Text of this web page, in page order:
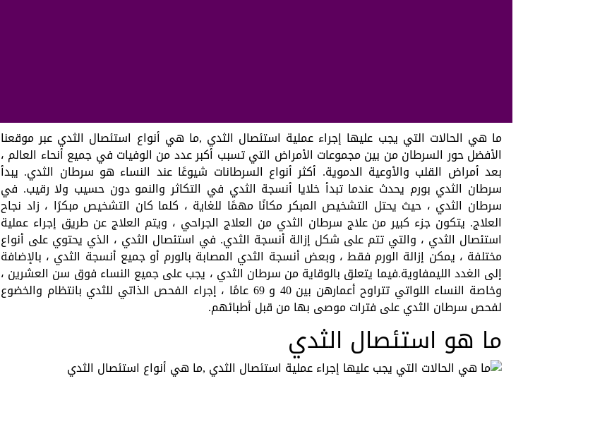
ما هي الحالات التي يجب عليها إجراء عملية استئصال الثدي ,ما هي أنواع استئصال الثدي عبر موقعنا
الأفضل حور السرطان من بين مجموعات الأمراض التي تسبب أكبر عدد من الوفيات في جميع أنحاء العالم ،
بعد أمراض القلب والأوعية الدموية. أكثر أنواع السرطانات شيوعًا عند النساء هو سرطان الثدي. يبدأ
سرطان الثدي بورم يحدث عندما تبدأ خلايا أنسجة الثدي في التكاثر والنمو دون حسيب ولا رقيب. في
سرطان الثدي ، حيث يحتل التشخيص المبكر مكانًا مهمًا للغاية ، كلما كان التشخيص مبكرًا ، زاد نجاح
العلاج. يتكون جزء كبير من علاج سرطان الثدي من العلاج الجراحي ، ويتم العلاج عن طريق إجراء عملية
استئصال الثدي ، والتي تتم على شكل إزالة أنسجة الثدي. في استئصال الثدي ، الذي يحتوي على أنواع
مختلفة ، يمكن إزالة الورم فقط ، وبعض أنسجة الثدي المصابة بالورم أو جميع أنسجة الثدي ، بالإضافة
إلى الغدد الليمفاوية.فيما يتعلق بالوقاية من سرطان الثدي ، يجب على جميع النساء فوق سن العشرين ،
وخاصة النساء اللواتي تتراوح أعمارهن بين 40 و 69 عامًا ، إجراء الفحص الذاتي للثدي بانتظام والخضوع
لفحص سرطان الثدي على فترات موصى بها من قبل أطبائهم.
ما هو استئصال الثدي